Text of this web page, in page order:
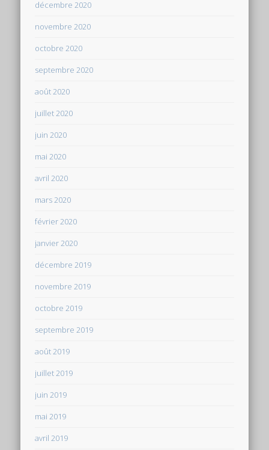
décembre 2020
novembre 2020
octobre 2020
septembre 2020
août 2020
juillet 2020
juin 2020
mai 2020
avril 2020
mars 2020
février 2020
janvier 2020
décembre 2019
novembre 2019
octobre 2019
septembre 2019
août 2019
juillet 2019
juin 2019
mai 2019
avril 2019